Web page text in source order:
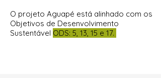
O projeto Aguapé está alinhado com os
Objetivos de Desenvolvimento
Sustentável ODS: 5, 13, 15 e 17.